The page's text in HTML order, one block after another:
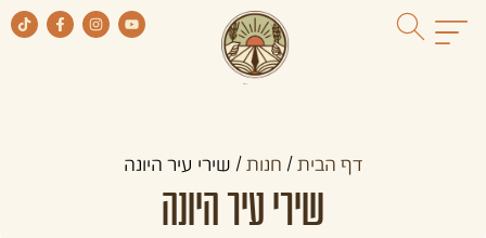
דף הבית / חנות / שירי עיר היונה
שירי עיר היונה